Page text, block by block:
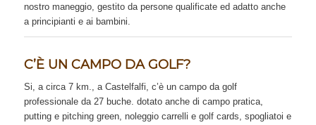
nostro maneggio, gestito da persone qualificate ed adatto anche
a principianti e ai bambini.
C’È UN CAMPO DA GOLF?
Si, a circa 7 km., a Castelfalfi, c’è un campo da golf
professionale da 27 buche. dotato anche di campo pratica,
putting e pitching green, noleggio carrelli e golf cards, spogliatoi e